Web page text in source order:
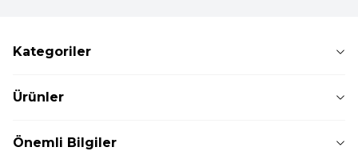
Kategoriler
Ürünler
Önemli Bilgiler